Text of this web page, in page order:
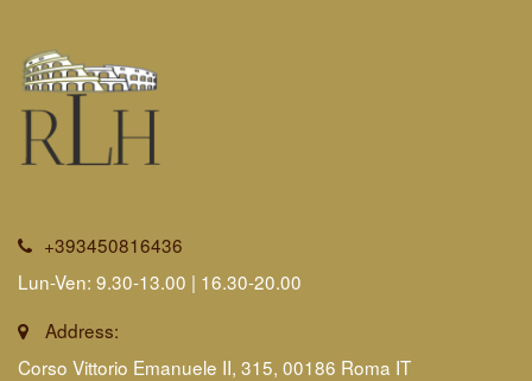
+393450816436
Lun-Ven: 9.30-13.00 | 16.30-20.00
Address:
Corso Vittorio Emanuele II, 315, 00186 Roma IT